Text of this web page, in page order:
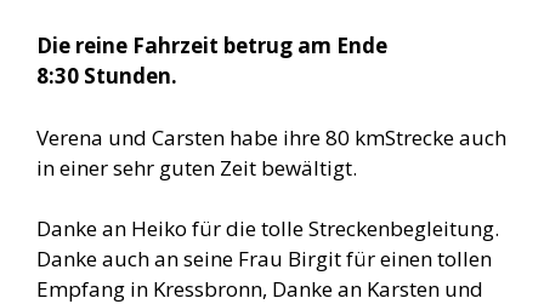
Die reine Fahrzeit betrug am Ende
8:30 Stunden.
Verena und Carsten habe ihre 80 kmStrecke auch
in einer sehr guten Zeit bewältigt.
Danke an Heiko für die tolle Streckenbegleitung.
Danke auch an seine Frau Birgit für einen tollen
Empfang in Kressbronn, Danke an Karsten und